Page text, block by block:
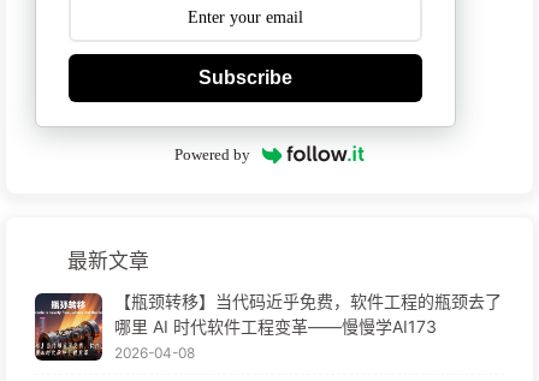
Subscribe
Powered by
最新文章
【瓶颈转移】当代码近乎免费，软件工程的瓶颈去了
哪里 AI 时代软件工程变革——慢慢学AI173
2026-04-08